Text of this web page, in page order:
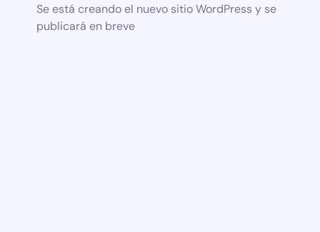
Se está creando el nuevo sitio WordPress y se
publicará en breve